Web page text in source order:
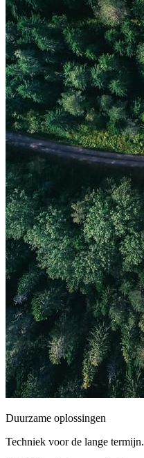
Duurzame oplossingen
Techniek voor de lange termijn.